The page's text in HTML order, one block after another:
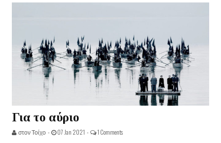
Για το αύριο
στον Τοίχο - 07 Jan 2021 - 1 Comments